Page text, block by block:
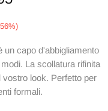
un capo d'abbigliamento
La scollatura rifinita
vostro look. Perfetto per
formali.